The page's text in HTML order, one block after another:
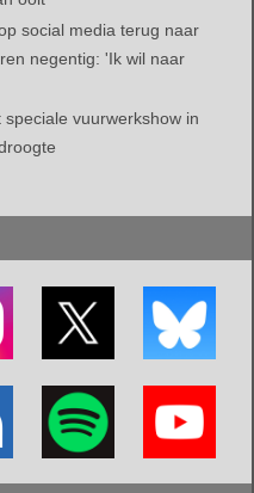
social media terug naar
negentig: 'Ik wil naar
vuurwerkshow in